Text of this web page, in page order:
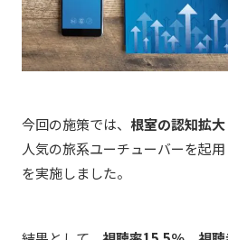
今回の施策では、 根室の認知拡
人気の旅系ユーチューバーを起
を実施しました。